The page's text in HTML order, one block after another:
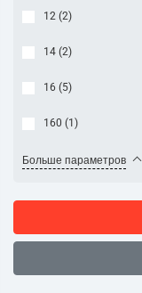
12 (2)
14 (2)
16 (5)
160 (1 )
Больше параметров